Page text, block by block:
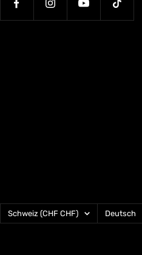
Land/Region
Schweiz (CHF CHF) Sprache
Deutsch